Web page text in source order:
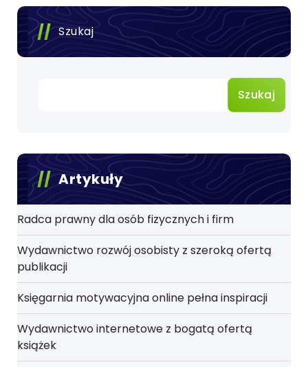
Szukaj
Szukaj
Artykuły
Radca prawny dla osób fizycznych i firm
Wydawnictwo rozwój osobisty z szeroką ofertą
publikacji
Księgarnia motywacyjna online pełna inspiracji
Wydawnictwo internetowe z bogatą ofertą
książek